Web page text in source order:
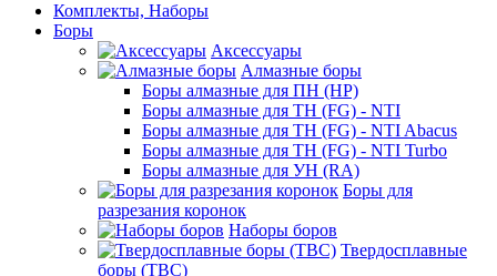
Комплекты, Наборы
Боры
Аксессуары
Алмазные боры
Боры алмазные для ПН (HP)
Боры алмазные для ТН (FG) - NTI
Боры алмазные для ТН (FG) - NTI Abacus
Боры алмазные для ТН (FG) - NTI Turbo
Боры алмазные для УН (RA)
Боры для
разрезания коронок
Наборы боров
Твердосплавные
боры (ТВС)